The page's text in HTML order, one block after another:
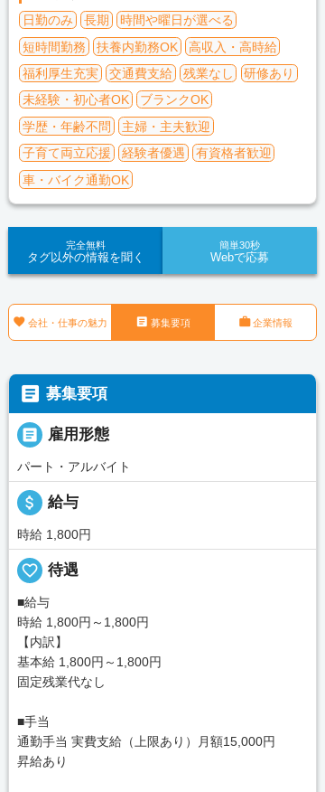
日勤のみ
長期
時間や曜日が選べる
短時間勤務
扶養内勤務OK
高収入・高時給
福利厚生充実
交通費支給 残業なし
研修あり
未経験・初心者OK
ブランクOK
学歴・年齢不問
主婦・主夫歓迎
子育て両立応援
経験者優遇
有資格者歓迎
車・バイク通勤OK
完全無料
タグ以外の情報を聞く
簡単30秒
Webで応募
 会社・仕事の魅力  募集要項 企業情報
 募集要項
 雇用形態
パート・アルバイト
attach_money 給与
時給 1,800円
favorite_border 待遇
■給与
時給 1,800円～1,800円
【内訳】
基本給 1,800円～1,800円
固定残業代なし
■手当
通勤手当 実費支給（上限あり）月額15,000円
昇給あり